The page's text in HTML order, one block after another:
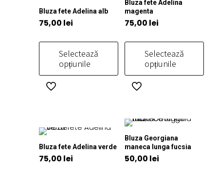
variații.
Opțiunile
pot
fi
pagina
produsului.
variații.
Opțiunile
pot
fi
pagina
produsului.
Bluza fete Adelina alb
75,00 lei
Selectează
opțiunile
Acest
multe
variații.
Opțiunile
pot
Bluza fete Adelina
magenta
75,00 lei
Selectează
opțiunile
Acest
mai
variații.
Opțiunile
pot
Bluza fete Adelina verde
75,00 lei
Bluza Georgiana
maneca lunga fucsia
50,00 lei